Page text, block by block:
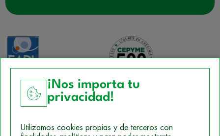
Política de Cookies
¡Nos importa tu
privacidad!
Utilizamos cookies propias y de terceros con